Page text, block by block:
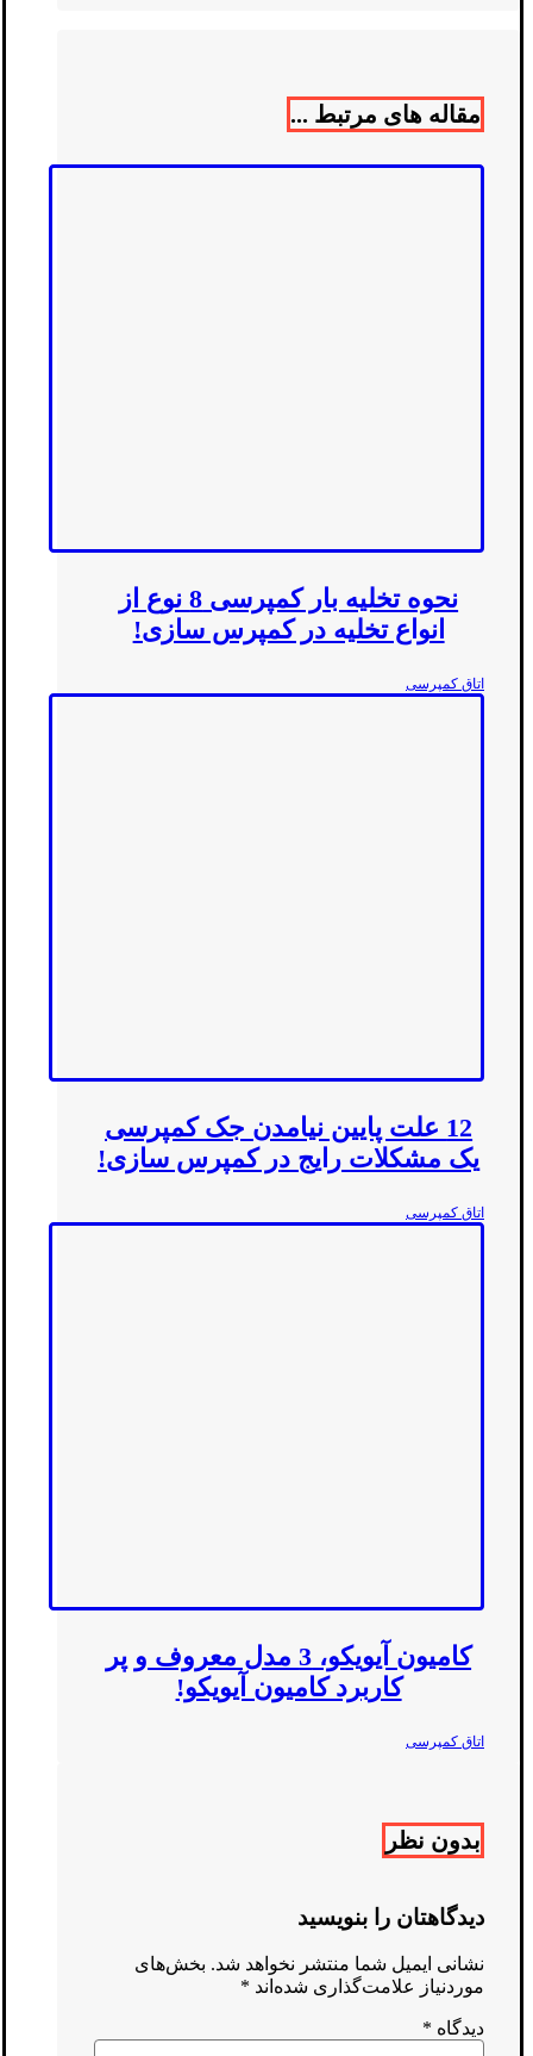
مقاله های مرتبط ...
نحوه تخلیه بار کمپرسی 8 نوع از
انواع تخلیه در کمپرس سازی!
اتاق کمپرسی
12 علت پایین نیامدن جک کمپرسی
یک مشکلات رایج در کمپرس سازی!
اتاق کمپرسی
کامیون آیویکو، 3 مدل معروف و پر
کاربرد کامیون آیویکو!
اتاق کمپرسی
بدون نظر
دیدگاهتان را بنویسید
نشانی ایمیل شما منتشر نخواهد شد. بخش‌های
موردنیاز علامت‌گذاری شده‌اند *
دیدگاه *